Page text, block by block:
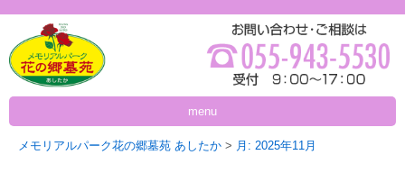
menu
メモリアルパーク花の郷墓苑 あしたか > 月: 2025年11月